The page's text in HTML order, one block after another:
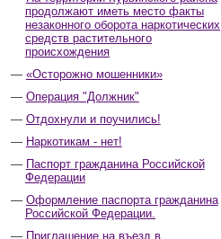
продолжают иметь место факты
незаконного оборота наркотических
средств растительного
происхождения
«Осторожно мошенники»
Операция "Должник"
Отдохнули и поучились!
Наркотикам - нет!
Паспорт гражданина Российской
Федерации
Оформление паспорта гражданина
Российской Федерации.
Приглашение на въезд в